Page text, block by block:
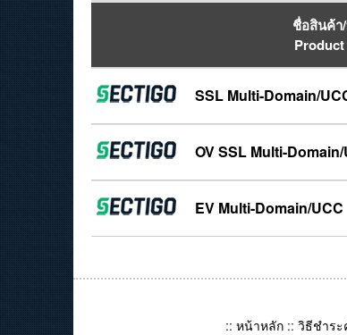
ชื่อสินค้า
Product
SSL Multi-Domain/
OV SSL Multi-Domain/
EV Multi-Domain/UCC
:: หน้าหลัก :: วิธีชำระ